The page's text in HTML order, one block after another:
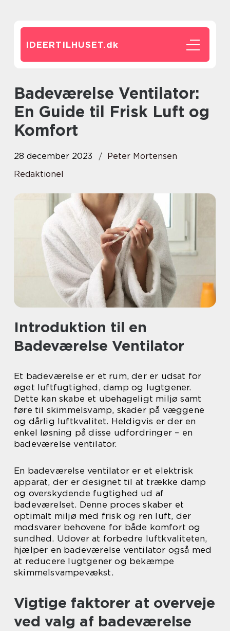
IDEERTILHUSET.dk
Badeværelse Ventilator:
En Guide til Frisk Luft og
Komfort
28 december 2023
Peter Mortensen
Redaktionel
Introduktion til en
Badeværelse Ventilator
Et badeværelse er et rum, der er udsat for
øget luftfugtighed, damp og lugtgener.
Dette kan skabe et ubehageligt miljø samt
føre til skimmelsvamp, skader på væggene
og dårlig luftkvalitet. Heldigvis er der en
enkel løsning på disse udfordringer – en
badeværelse ventilator.
En badeværelse ventilator er et elektrisk
apparat, der er designet til at trække damp
og overskydende fugtighed ud af
badeværelset. Denne proces skaber et
optimalt miljø med frisk og ren luft, der
modsvarer behovene for både komfort og
sundhed. Udover at forbedre luftkvaliteten,
hjælper en badeværelse ventilator også med
at reducere lugtgener og bekæmpe
skimmelsvampevækst.
Vigtige faktorer at overveje
ved valg af badeværelse